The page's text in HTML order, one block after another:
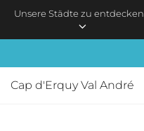
Skip to main content
Unsere Städte zu entdecken
Cap d'Erquy Val André